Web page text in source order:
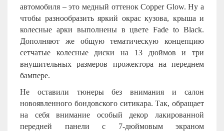
автомобиля – это медный оттенок Copper Glow. Ну а
чтобы разнообразить яркий окрас кузова, крыша и
колесные арки выполнены в цвете Fade to Black.
Дополняют же общую тематическую концепцию
сетчатые колесные диски на 13 дюймов и три
внушительных размеров прожектора на переднем
бампере.
Не оставили тюнеры без внимания и салон
новоявленного бондовского ситикара. Так, обращает
на себя внимание особый декор лакированной
передней панели с 7-дюймовым экраном